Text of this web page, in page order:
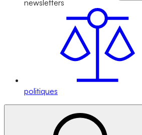
newsletters
politiques